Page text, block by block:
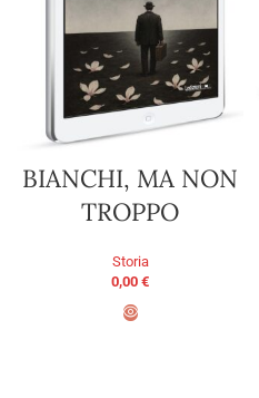
BIANCHI, MA NON
TROPPO
Storia
0,00 €